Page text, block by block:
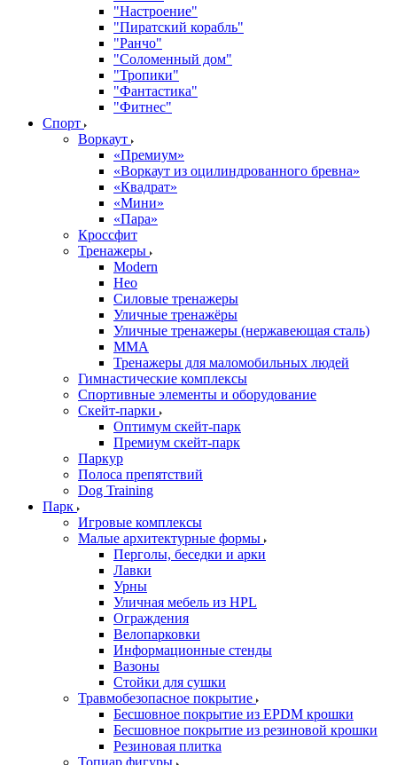
"Настроение"
"Пиратский корабль"
"Ранчо"
"Соломенный дом"
"Тропики"
"Фантастика"
"Фитнес"
Спорт
Воркаут
«Премиум»
«Воркаут из оцилиндрованного бревна»
«Квадрат»
«Мини»
«Пара»
Кроссфит
Тренажеры
Modern
Нео
Силовые тренажеры
Уличные тренажёры
Уличные тренажеры (нержавеющая сталь)
ММА
Тренажеры для маломобильных людей
Гимнастические комплексы
Спортивные элементы и оборудование
Скейт-парки
Оптимум скейт-парк
Премиум скейт-парк
Паркур
Полоса препятствий
Dog Training
Парк
Игровые комплексы
Малые архитектурные формы
Перголы, беседки и арки
Лавки
Урны
Уличная мебель из HPL
Ограждения
Велопарковки
Информационные стенды
Вазоны
Стойки для сушки
Травмобезопасное покрытие
Бесшовное покрытие из EPDM крошки
Бесшовное покрытие из резиновой крошки
Резиновая плитка
Топиар фигуры